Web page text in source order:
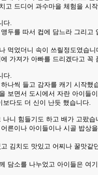
고 드디어 과수마을 체험을 시
다.
두를 따서 컵에 담느라 그리고
먹었더니 속이 쓰릴정도였습니
가져가 아빠를 드리겠다고 꼭
다.
나씩 들고 감자를 캐기 시작했
보면서 도시에서 자란 아이들
다도 더 신이 난듯 했습니다.
니 힘들기도 하고 배가 고팠습
른이나 아이들이나 시골 밥상
김치도 맛있고 어찌나 꿀맛같
담소를 나누었고 아이들은 여